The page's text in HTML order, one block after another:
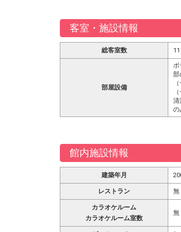
客室・施設情報
総客室数
部屋設備
ボ
部
清
の
館内施設情報
建築年月
レストラン 無
カラオケルーム
カラオケルーム室数
無